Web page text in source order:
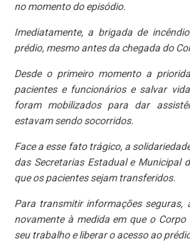
no momento do episódio.
Imediatamente, a brigada de
prédio, mesmo antes da chegada do
Desde o primeiro momento a
pacientes e funcionários e salvar
foram mobilizados para dar
estavam sendo socorridos.
Face a esse fato trágico, a
das Secretarias Estadual e Municipal
que os pacientes sejam transferidos.
Para transmitir informações seguras,
novamente à medida em que o
seu trabalho e liberar o acesso ao